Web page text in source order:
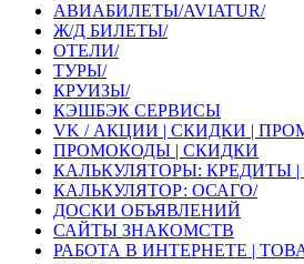
АВИАБИЛЕТЫ/AVIATUR/
Ж/Д БИЛЕТЫ/
ОТЕЛИ/
ТУРЫ/
КРУИЗЫ/
КЭШБЭК СЕРВИСЫ
VK / АКЦИИ | СКИДКИ |
ПРОМОКОДЫ | СКИДКИ
КАЛЬКУЛЯТОРЫ: КРЕДИТЫ
КАЛЬКУЛЯТОР: ОСАГО/
ДОСКИ ОБЪЯВЛЕНИЙ
САЙТЫ ЗНАКОМСТВ
РАБОТА В ИНТЕРНЕТЕ |